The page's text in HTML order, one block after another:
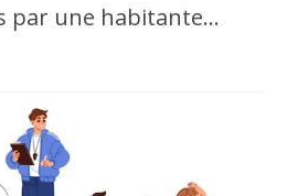
par une habitante…